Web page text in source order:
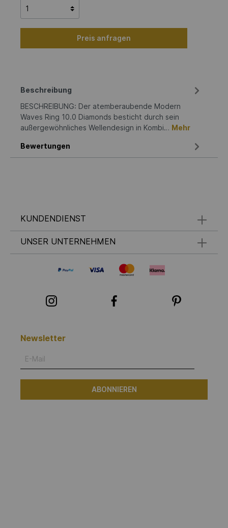
Preis anfragen
Beschreibung
BESCHREIBUNG: Der atemberaubende Modern
Waves Ring 10.0 Diamonds besticht durch sein
außergewöhnliches Wellendesign in Kombi… Mehr
Bewertungen
KUNDENDIENST
UNSER UNTERNEHMEN
Newsletter